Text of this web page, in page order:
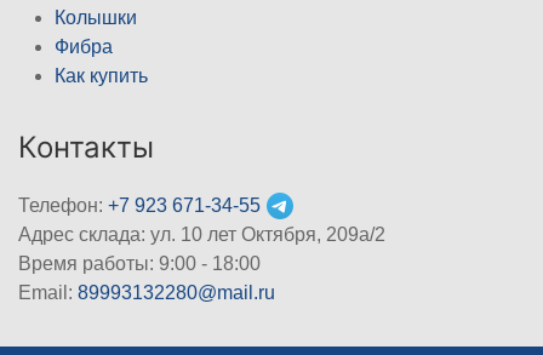
Колышки
Фибра
Как купить
Контакты
Телефон: +7 923 671-34-55
Адрес склада: ул. 10 лет Октября, 209а/2
Время работы: 9:00 - 18:00
Email: 89993132280@mail.ru